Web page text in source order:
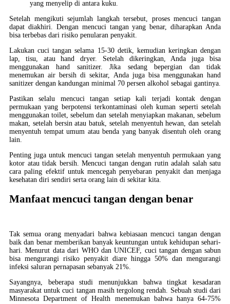
yang menyelip di antara kuku.
Setelah mengikuti sejumlah langkah tersebut, proses mencuci tangan
dapat diakhiri. Dengan mencuci tangan yang benar, diharapkan Anda
bisa terbebas dari risiko penularan penyakit.
Lakukan cuci tangan selama 15-30 detik, kemudian keringkan dengan
lap, tisu, atau hand dryer. Setelah dikeringkan, Anda juga bisa
menggunakan hand sanitizer. Jika sedang bepergian dan tidak
menemukan air bersih di sekitar, Anda juga bisa menggunakan hand
sanitizer dengan kandungan minimal 70 persen alkohol sebagai gantinya.
Pastikan selalu mencuci tangan setiap kali terjadi kontak dengan
permukaan yang berpotensi terkontaminasi oleh kuman seperti setelah
menggunakan toilet, sebelum dan setelah menyiapkan makanan, sebelum
makan, setelah bersin atau batuk, setelah menyentuh hewan, dan setelah
menyentuh tempat umum atau benda yang banyak disentuh oleh orang
lain.
Penting juga untuk mencuci tangan setelah menyentuh permukaan yang
kotor atau tidak bersih. Mencuci tangan dengan rutin adalah salah satu
cara paling efektif untuk mencegah penyebaran penyakit dan menjaga
kesehatan diri sendiri serta orang lain di sekitar kita.
Manfaat mencuci tangan dengan benar
Tak semua orang menyadari bahwa kebiasaan mencuci tangan dengan
baik dan benar memberikan banyak keuntungan untuk kehidupan sehari-
hari. Menurut data dari WHO dan UNICEF, cuci tangan dengan sabun
bisa mengurangi risiko penyakit diare hingga 50% dan mengurangi
infeksi saluran pernapasan sebanyak 21%.
Sayangnya, beberapa studi menunjukkan bahwa tingkat kesadaran
masyarakat untuk cuci tangan masih tergolong rendah. Sebuah studi dari
Minnesota Department of Health menemukan bahwa hanya 64-75%